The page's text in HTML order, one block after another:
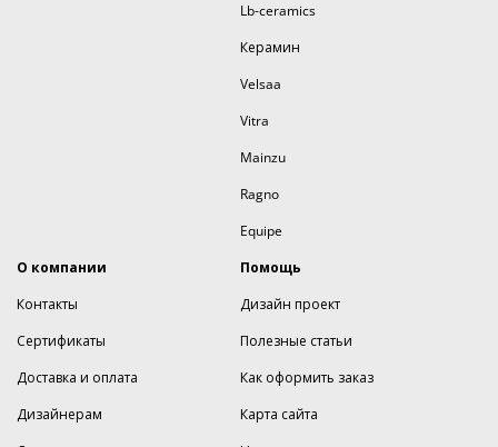
Lb-ceramics
Керамин
Velsaa
Vitra
Mainzu
Ragno
Equipe
О компании
Контакты
Сертификаты
Доставка и оплата
Дизайнерам
Помощь
Дизайн проект
Полезные статьи
Как оформить заказ
Карта сайта